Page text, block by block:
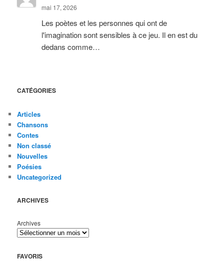
mai 17, 2026
Les poètes et les personnes qui ont de
l'imagination sont sensibles à ce jeu. Il en est du
dedans comme…
CATÉGORIES
Articles
Chansons
Contes
Non classé
Nouvelles
Poésies
Uncategorized
ARCHIVES
Archives
FAVORIS